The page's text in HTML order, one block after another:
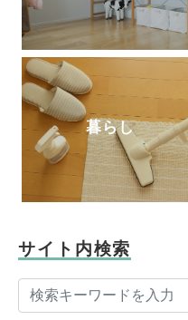
暮らし
サイト内検索
検